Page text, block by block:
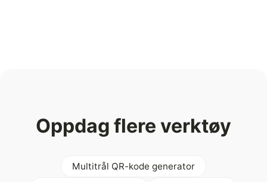
Oppdag flere verktøy
Multitrål QR-kode generator